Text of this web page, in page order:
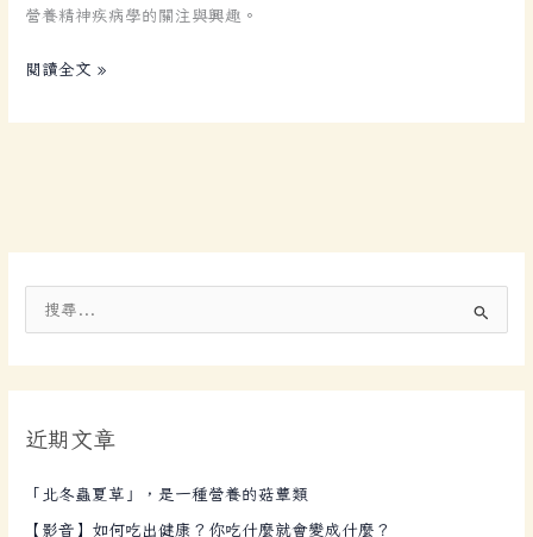
營養精神疾病學的關注與興趣。
閱讀全文 »
字
近期文章
「北冬蟲夏草」，是一種營養的菇蕈類
【影音】如何吃出健康？你吃什麼就會變成什麼？